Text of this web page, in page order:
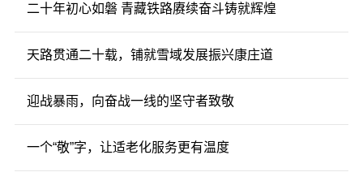
二十年初心如磐 青藏铁路赓续奋斗铸就辉煌
天路贯通二十载，铺就雪域发展振兴康庄道
迎战暴雨，向奋战一线的坚守者致敬
一个“敬”字，让适老化服务更有温度